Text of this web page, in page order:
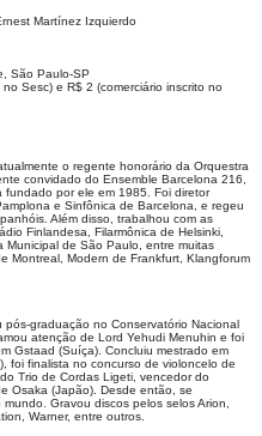
Martínez Izquierdo
São Paulo-SP
Sesc) e R$ 2 (comerciário inscrito no
o regente honorário da Orquestra
convidado do Ensemble Barcelona 216,
fundado por ele em 1985. Foi diretor
e Sinfônica de Barcelona, e regeu
Além disso, trabalhou com as
Finlandesa, Filarmônica de Helsinki,
de São Paulo, entre muitas
Montreal, Modern de Frankfurt, Klangforum
graduação no Conservatório Nacional
atenção de Lord Yehudi Menuhin e foi
Gstaad (Suíça). Concluiu mestrado em
foi finalista no concurso de violoncelo de
Trio de Cordas Ligeti, vencedor do
Osaka (Japão). Desde então, se
Gravou discos pelos selos Arion,
Warner, entre outros.